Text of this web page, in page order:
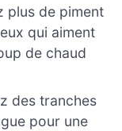
plus de piment
qui aiment
de chaud
des tranches
pour une